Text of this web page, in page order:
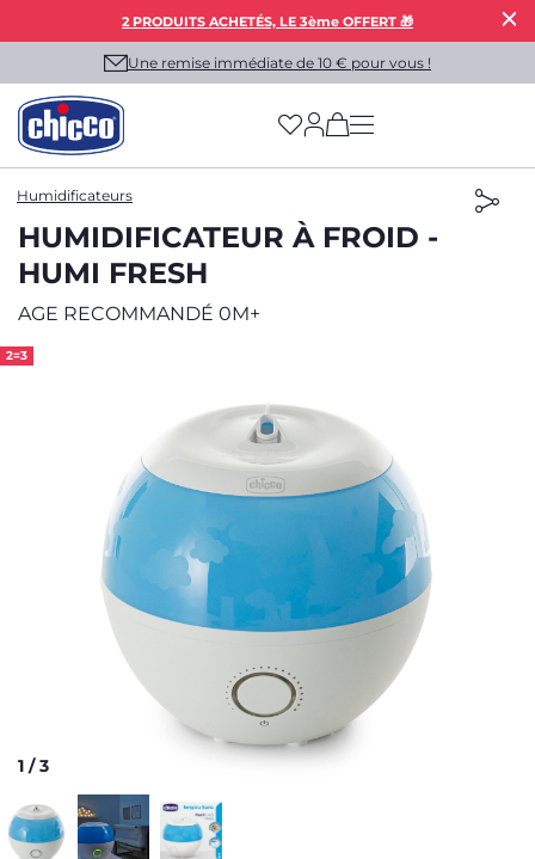
2 PRODUITS ACHETÉS, LE 3ème OFFERT 🎁
Une remise immédiate de 10 € pour vous !
(has more options
Humidificateurs
HUMIDIFICATEUR À FROID -
HUMI FRESH
AGE RECOMMANDÉ 0M+
2=3
1 /3